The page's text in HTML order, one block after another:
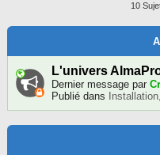
10
L'univers
Dernier message par
Publié dans